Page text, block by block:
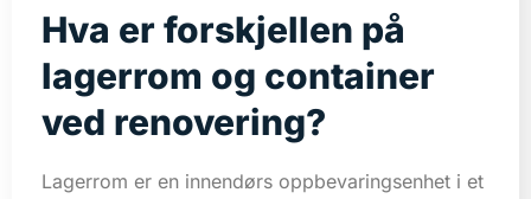
Hva er forskjellen på
lagerrom og container
ved renovering?
Lagerrom er en innendørs oppbevaringsenhet i et